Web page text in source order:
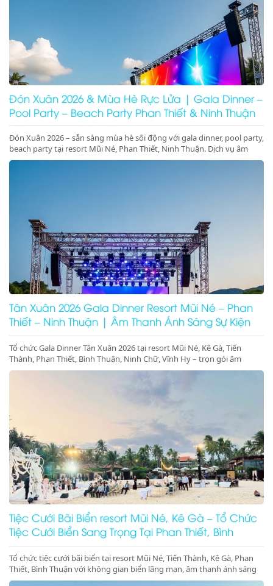
Đón Xuân 2026 & Mùa Hè Rực Lửa | Gala Dinner –
Pool Party – Beach Party Phan Thiết & Ninh Thuận
Đón Xuân 2026 – sẵn sàng mùa hè sôi động với gala dinner, pool party,
beach party tại resort Mũi Né, Phan Thiết, Ninh Thuận. Dịch vụ âm
thanh ánh sáng – sân khấu – LED chuyên nghiệp, đặt lịch ngay!
Tân Xuân 2026 Gala Dinner Resort Mũi Né – Phan
Thiết – Ninh Thuận | Âm Thanh Ánh Sáng Sự Kiện
Cao Cấp
Tổ chức Gala Dinner Tân Xuân 2026 tại resort Mũi Né, Kê Gà, Tiến
Thành, Phan Thiết, Bình Thuận, Ninh Chữ, Vĩnh Hy – trọn gói âm
thanh ánh sáng, sân khấu, màn hình LED, concept sự kiện đầu năm
Tiệc Cưới Bãi Biển resort Mũi Né, Kê Gà – Tổ Chức
Tiệc Cưới Biển Sang Trọng Tại Phan Thiết, Bình
Thuận
Tổ chức tiệc cưới bãi biển tại resort Mũi Né, Tiến Thành, Kê Gà, Phan
Thiết, Bình Thuận với không gian biển lãng mạn, âm thanh ánh sáng
chuyên nghiệp, sân khấu cưới đẳng cấp. Liên hệ ngay để đặt dịch vụ